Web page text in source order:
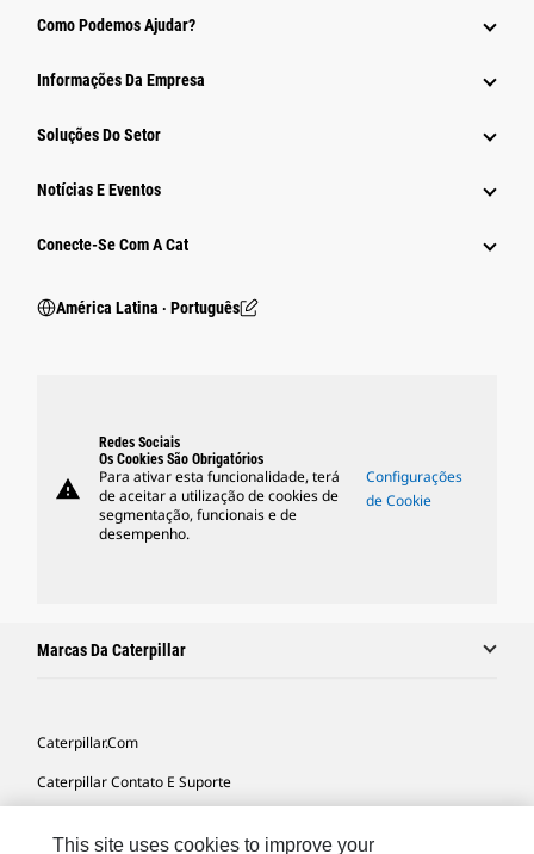
Como Podemos Ajudar?
Informações Da Empresa
Soluções Do Setor
Notícias E Eventos
Conecte-Se Com A Cat
América Latina ‧ Português
warning
Redes Sociais
Os Cookies São Obrigatórios
Para ativar esta funcionalidade, terá
de aceitar a utilização de cookies de
segmentação, funcionais e de
desempenho.
Configurações
de Cookie
Marcas Da Caterpillar
Caterpillar.com
Caterpillar Contato E Suporte
This site uses cookies to improve your